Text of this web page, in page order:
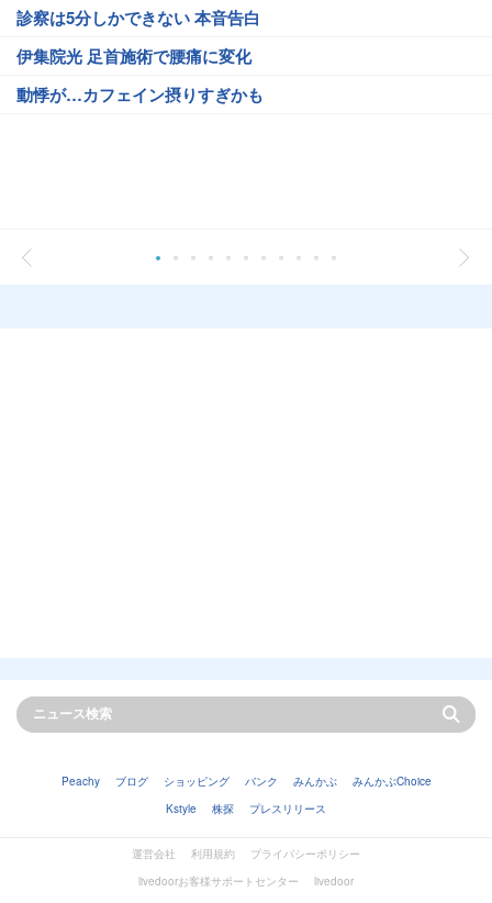
診察は5分しかできない 本音告白
伊集院光 足首施術で腰痛に変化
動悸が…カフェイン摂りすぎかも
Peachy ブログ ショッピング バンク みんかぶ
みんかぶChoice
Kstyle
株探 プレスリリース
運営会社 利用規約
プライバシーポリシー
livedoorお客様サポートセンター
livedoor